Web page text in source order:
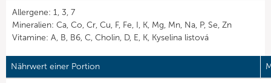
Allergene: 1, 3, 7
Mineralien: Ca, Co, Cr, Cu, F, Fe, I, K, Mg, Mn, Na, P, Se, Zn
Vitamine: A, B, B6, C, Cholin, D, E, K, Kyselina listová
Nährwert einer Portion